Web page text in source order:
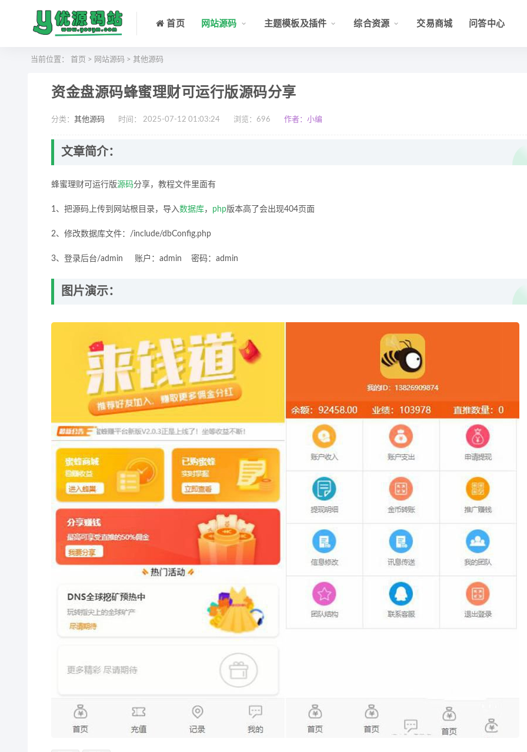
首页 网站源码 主题模板及插件 综合资源 交易商城 问答中心
当前位置： 首页 > 网站源码 > 其他源码
资金盘源码蜂蜜理财可运行版源码分享
分类： 其他源码 时间： 2025-07-12 01:03:24 浏览： 696 作者：小编
文章简介：
蜂蜜理财可运行版源码分享，教程文件里面有
1、把源码上传到网站根目录，导入数据库， php版本高了会出现404页面
2、修改数据库文件：/include/dbConfig.php
3、登录后台/admin 账户：admin 密码：admin
图片演示：